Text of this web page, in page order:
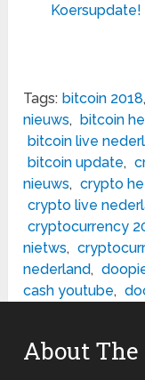
Koersupdate!
Tags: bitcoin 2018,
nieuws, bitcoin
bitcoin live
bitcoin update,
nieuws, crypto
crypto live
cryptocurrency
nietws,
nederland,
cash youtube,
About